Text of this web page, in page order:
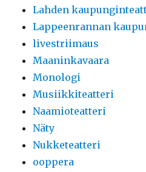
Lahden
Lappeenrannan
livestriimaus
Maaninkavaara
Monologi
Musiikkiteatteri
Naamioteatteri
Näty
Nukketeatteri
ooppera